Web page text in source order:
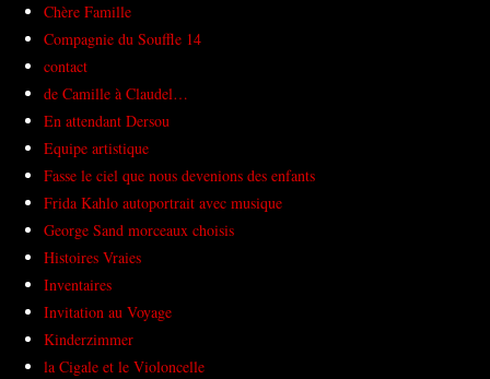
Chère Famille
Compagnie du Souffle 14
contact
de Camille à Claudel…
En attendant Dersou
Equipe artistique
Fasse le ciel que nous devenions des enfants
Frida Kahlo autoportrait avec musique
George Sand morceaux choisis
Histoires Vraies
Inventaires
Invitation au Voyage
Kinderzimmer
la Cigale et le Violoncelle